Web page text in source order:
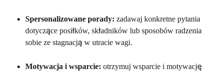
Spersonalizowane porady: zadawaj konkretne pytania
dotyczące posiłków, składników lub sposobów radzenia
sobie ze stagnacją w utracie wagi.
Motywacja i wsparcie: otrzymuj wsparcie i motywację